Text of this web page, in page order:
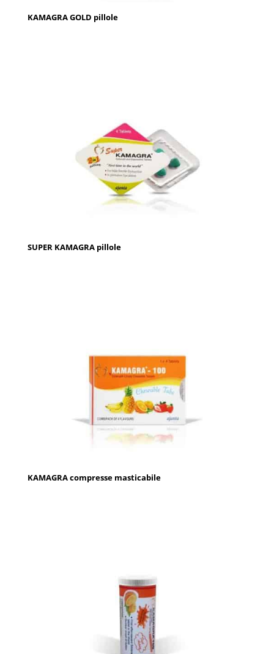
KAMAGRA GOLD pillole
SUPER KAMAGRA pillole
KAMAGRA compresse masticabile